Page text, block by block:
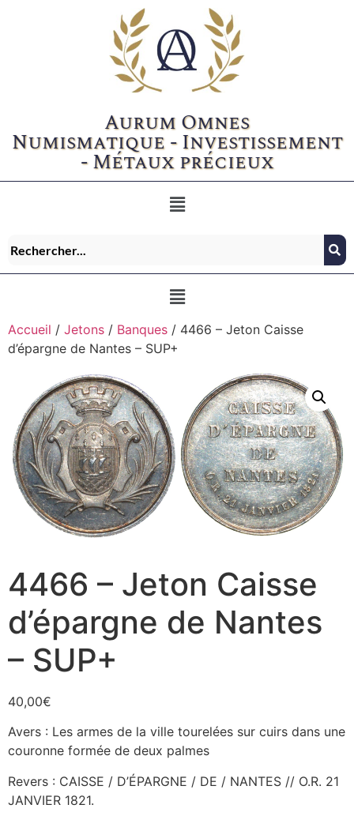
Aurum Omnes
Numismatique - Investissement
- Métaux précieux
Accueil / Jetons / Banques / 4466 – Jeton Caisse
d’épargne de Nantes – SUP+
4466 – Jeton Caisse
d’épargne de Nantes
– SUP+
40,00€
Avers : Les armes de la ville tourelées sur cuirs dans une
couronne formée de deux palmes
Revers : CAISSE / D’ÉPARGNE / DE / NANTES // O.R. 21
JANVIER 1821.